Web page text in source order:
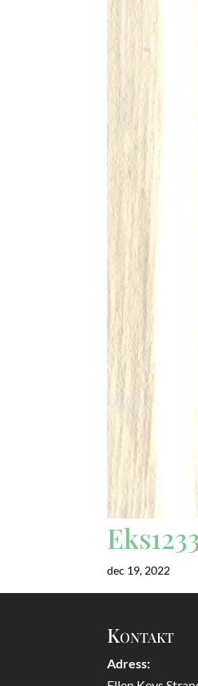
dec 19, 2022
Kontakt
Adress: